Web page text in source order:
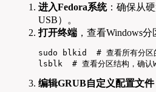
进入Fedora系统：确保从
USB）。
打开终端 ，查看Windows分
sudo blkid  # 查看所有分区
lsblk  # 查看分区结构，确
编辑GRUB自定义配置文件